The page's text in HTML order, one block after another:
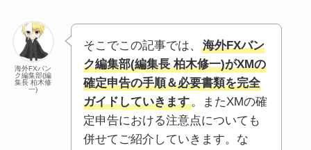
海外FXバン
ク編集部(編
集長 柏木修
一)
そこでこの記事では、
海外FXバン
ク編集部(編集長 柏木修一)がXMの
確定申告の手順＆必要書類を完全
ガイドしていきます。またXMの確
定申告における注意点についても
併せてご紹介していきます。な